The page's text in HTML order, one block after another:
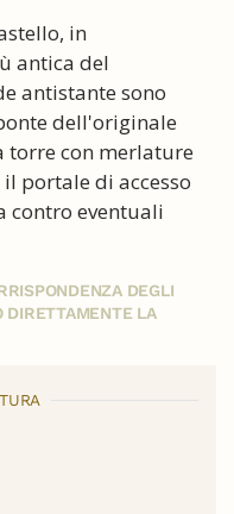
in
antica del
antistante sono
dell'originale
torre con merlature
portale di accesso
contro eventuali
DEGLI
DIRETTAMENTE LA